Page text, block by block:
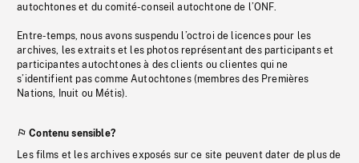
autochtones et du comité-conseil autochtone de l’ONF.
Entre-temps, nous avons suspendu l’octroi de licences pour les
archives, les extraits et les photos représentant des participants et
participantes autochtones à des clients ou clientes qui ne
s’identifient pas comme Autochtones (membres des Premières
Nations, Inuit ou Métis).
Contenu sensible?
Les films et les archives exposés sur ce site peuvent dater de plus de